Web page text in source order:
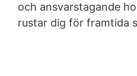
och ansvarstagande
rustar dig för framtida